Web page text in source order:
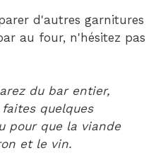
d'autres garnitures
au four, n'hésitez pas
du bar entier,
quelques
pour que la viande
et le vin.